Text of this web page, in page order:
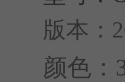
版本：
颜色：